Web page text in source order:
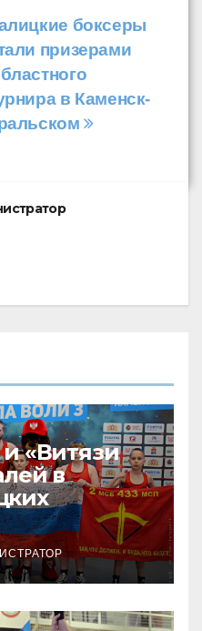
боксеры
призерами
в Каменск-
«Витязи
в